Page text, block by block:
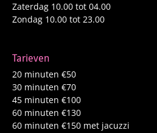
Zaterdag 10.00 tot 04.00
Zondag 10.00 tot 23.00
Tarieven
20 minuten €50
30 minuten €70
45 minuten €100
60 minuten €130
60 minuten €150 met jacuzzi